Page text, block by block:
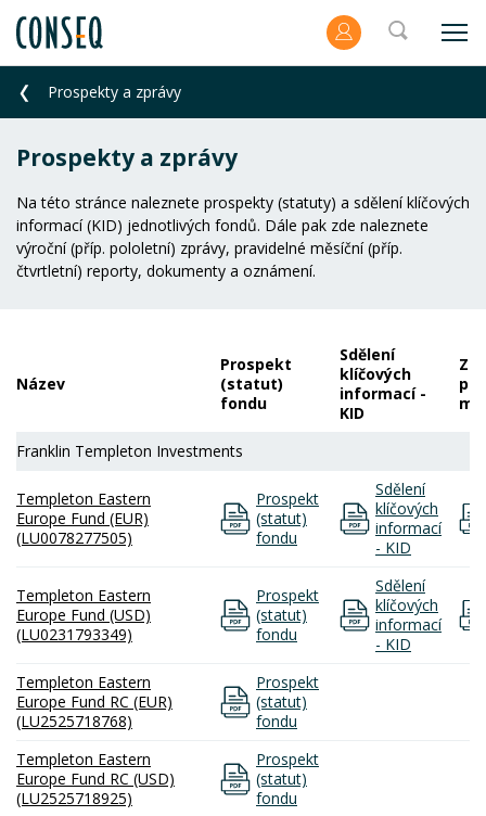
Prospekty a zprávy
Prospekty a zprávy
Na této stránce naleznete prospekty (statuty) a sdělení klíčových
informací (KID) jednotlivých fondů. Dále pak zde naleznete
výroční (příp. pololetní) zprávy, pravidelné měsíční (příp.
čtvrtletní) reporty, dokumenty a oznámení.
Název
Prospekt
(statut)
fondu
Sdělení
klíčových
informací -
KID
Franklin Templeton Investments
Templeton Eastern
Europe Fund (EUR)
(LU0078277505)
Prospekt
(statut)
fondu
Sdělení
klíčových
informací
- KID
Templeton Eastern
Europe Fund (USD)
(LU0231793349)
Prospekt
(statut)
fondu
Sdělení
klíčových
informací
- KID
Templeton Eastern
Europe Fund RC (EUR)
(LU2525718768)
Prospekt
(statut)
fondu
Templeton Eastern
Europe Fund RC (USD)
(LU2525718925)
Prospekt
(statut)
fondu